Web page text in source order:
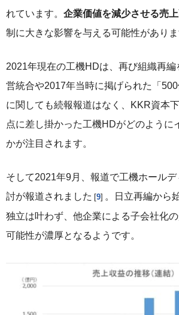
れています。 企業価値を減少させる売
制に大きな影響を与える可能性がありま
2021年現在の工機HDは、再び組織再
営統合や2017年当時に掲げられた「500
に関しても続報報道はなく、KKR資本
点に差し掛かった工機HDがどのように
かが注目されます。
そして2021年9月、報道で工機ホール
討が報道されました 9 。日立再編から
独立は叶わず、他企業による子会社化
可能性が濃厚となるようです。